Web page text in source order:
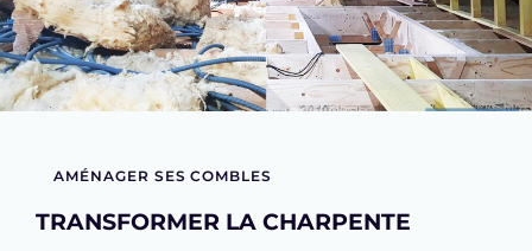
AMÉNAGER SES COMBLES
TRANSFORMER LA CHARPENTE